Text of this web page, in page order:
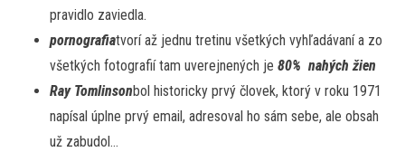
pravidlo zaviedla.
pornografiatvorí až jednu tretinu všetkých vyhľadávaní a zo
všetkých fotografií tam uverejnených je 80% nahých žien
Ray Tomlinsonbol historicky prvý človek, ktorý v roku 1971
napísal úplne prvý email, adresoval ho sám sebe, ale obsah
už zabudol…